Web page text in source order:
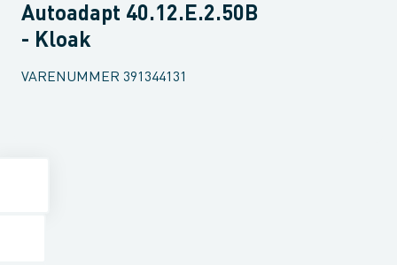
Autoadapt 40.12.E.2.50B
- Kloak
VARENUMMER 391344131